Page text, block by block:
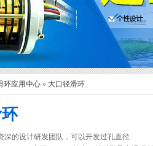
环应用中心 » 大口径滑环
深的设计研发团队，可以开发过孔直径